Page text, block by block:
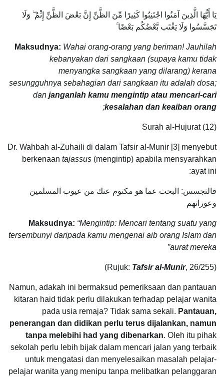
يَا أَيُّهَا الَّذِينَ آمَنُوا اجْتَنِبُوا كَثِيرًا مِّنَ الظَّنِّ إِنَّ بَعْضَ الظَّنِّ إِثْمٌ ۖ وَلَا
تَجَسَّسُوا وَلَا يَغْتَب بَّعْضُكُم بَعْضًا ۚ
Maksudnya: Wahai orang-orang yang beriman! Jauhilah
kebanyakan dari sangkaan (supaya kamu tidak
menyangka sangkaan yang dilarang) kerana
sesungguhnya sebahagian dari sangkaan itu adalah dosa;
dan janganlah kamu mengintip atau mencari-cari
kesalahan dan keaiban orang
;
Surah al-Hujurat (12)
Dr. Wahbah al-Zuhaili di dalam Tafsir al-Munir [3] menyebut
berkenaan tajassus (mengintip) apabila mensyarahkan
ayat ini:
فالتجسس: البحث عما هو مكتوم عنك من عيوب المسلمين
وعوراتهم
Maksudnya: “Mengintip: Mencari tentang suatu yang
tersembunyi daripada kamu mengenai aib orang Islam dan
aurat mereka”
(Rujuk:
Tafsir al-Munir, 26/255)
Namun, adakah ini bermaksud pemeriksaan dan pantauan
kitaran haid tidak perlu dilakukan terhadap pelajar wanita
pada usia remaja? Tidak sama sekali. Pantauan,
penerangan dan didikan perlu terus dijalankan, namun
tanpa melebihi had yang dibenarkan. Oleh itu pihak
sekolah perlu lebih bijak dalam mencari jalan yang terbaik
untuk mengatasi dan menyelesaikan masalah pelajar-
pelajar wanita yang menipu tanpa melibatkan pelanggaran